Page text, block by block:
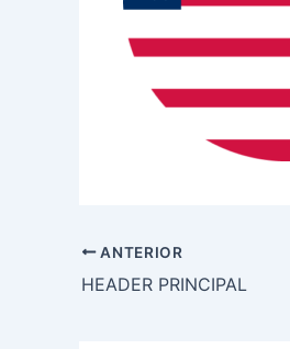
ANTERIOR
HEADER PRINCIPAL